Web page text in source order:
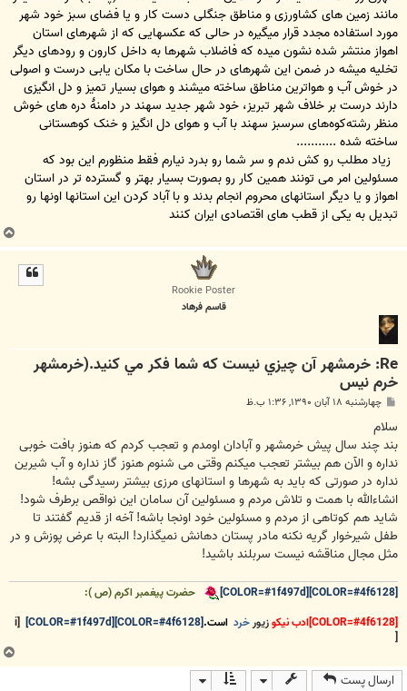
مانند زمین های کشاورزی و مناطق جنگلی دست کار و یا فضای سبز خود شهر
مورد استفاده مجدد قرار میگیره در حالی که عکسهایی که از شهرهای استان
اهواز منتشر شده نشون میده که فاضلاب شهرها به داخل کارون و رودهای دیگر
تخلیه میشه در ضمن این شهرهای در حال ساخت با مکان یابی درست و اصولی
در خوش آب و هواترین مناطق ساخته میشند و هوای بسیار تمیز و دل انگیزی
دارند درست بر خلاف شهر تبریز، خود شهر جدید سهند در دامنهٔ دره های خوش
منظر رشته‌کوه‌های سرسبز سهند با آب و هوای دل انگیز و خنک کوهستانی
ساخته شده ...........
زیاد مطلب رو کش ندم و سر شما رو بدرد نیارم فقط منظورم این بود که
مسئولین امر می تونند همین کار رو بصورت بسیار بهتر و گسترده تر در استان
اهواز و یا دیگر استانهای محروم انجام بدند و با آباد کردن این استانها اونها رو
تبدیل به یکی از قطب های اقتصادی ایران کنند
ب
ا
Rookie Poster
قاسم فرهاد
Re: خرمشهر آن چيزي نيست که شما فکر مي کنيد.(خرمشهر
خرم نیس
پ
ت
چهارشنبه ۱۸ آبان ۱۳۹۰, ۱:۳۶ ب.ظ
سلام
بند چند سال پیش خرمشهر و آبادان اومدم و تعجب کردم که هنوز بافت خوبی
نداره و الآن هم بیشتر تعجب میکنم وقتی می شنوم هنوز گاز نداره و آب شیرین
نداره در صورتی که باید به شهرها و استانهای مرزی بیشتر رسیدگی بشه!
انشاءالله با همت و تلاش مردم و مسئولین آن سامان این نواقص برطرف شود!
شاید هم کوتاهی از مردم و مسئولین خود اونجا باشه! آخه از قدیم گفتند تا
طفل شیرخوار گریه نکنه مادر پستان دهانش نمیگذارد! البته با عرض پوزش و در
مثل مجال مناقشه نیست سربلند باشید!
حضرت پيغمبر اكرم (ص ):
زيورخرد است.[COLOR=#4f6128][COLOR=#1f497d]
[
ب
ا
ارسال پست